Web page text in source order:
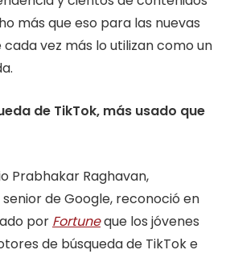
más que eso para las nuevas
vez más lo utilizan como un
de TikTok, más usado que
Prabhakar Raghavan,
de Google, reconoció en
por Fortuneque los jóvenes
de búsqueda de TikTok e